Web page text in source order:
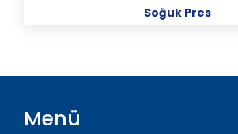
Soğuk Pres
Menü